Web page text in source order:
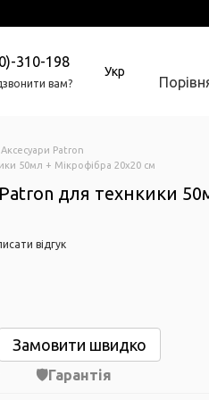
310-198
вам?
Укр
Аксесуари Patron
50мл + Мікрофібра 20х20 см
для технкики
відгук
Замовити швидко
Гарантія